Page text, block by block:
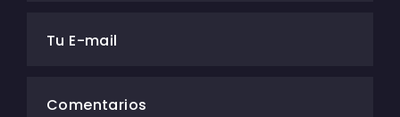
Tu E-mail
Comentarios